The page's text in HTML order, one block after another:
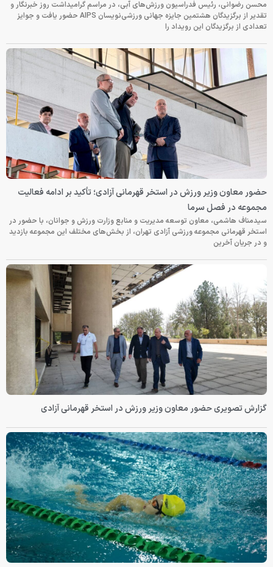
محسن رضوانی، رئیس فدراسیون ورزش‌های آبی، در مراسم گرامیداشت روز خبرنگار و
تقدیر از برگزیدگان هشتمین جایزه جهانی ورزشی‌نویسان AIPS حضور یافت و جوایز
تعدادی از برگزیدگان این رویداد را
حضور معاون وزیر ورزش در استخر قهرمانی آزادی؛ تأکید بر ادامه فعالیت
مجموعه در فصل سرما
سیدمناف هاشمی، معاون توسعه مدیریت و منابع وزارت ورزش و جوانان، با حضور در
استخر قهرمانی مجموعه ورزشی آزادی تهران، از بخش‌های مختلف این مجموعه بازدید
و در جریان آخرین
گزارش تصویری حضور معاون وزیر ورزش در استخر قهرمانی آزادی